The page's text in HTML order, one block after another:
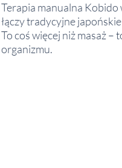
Terapia manualna
łączy tradycyjne
To coś więcej niż masaż
organizmu.